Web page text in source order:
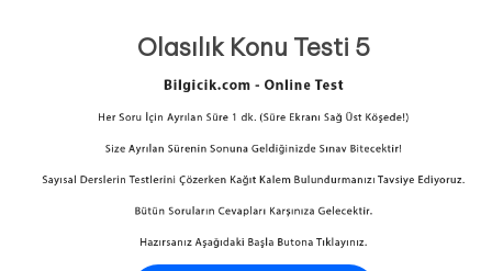
Olasılık Konu Testi 5